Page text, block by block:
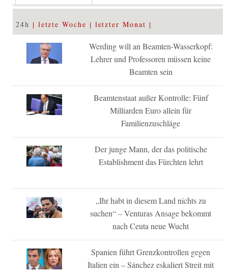
24h letzte Woche letzter Monat
Werding will an Beamten-Wasserkopf:
Lehrer und Professoren müssen keine
Beamten sein
Beamtenstaat außer Kontrolle: Fünf
Milliarden Euro allein für
Familienzuschläge
Der junge Mann, der das politische
Establishment das Fürchten lehrt
„Ihr habt in diesem Land nichts zu
suchen“ – Venturas Ansage bekommt
nach Ceuta neue Wucht
Spanien führt Grenzkontrollen gegen
Italien ein – Sánchez eskaliert Streit mit